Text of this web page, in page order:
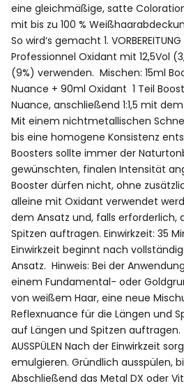
eine gleichmäßige, satte
mit bis zu 100 %
So wird‘s gemacht 1.
Professionnel Oxidant mit 12,5Vol
(9%) verwenden. Mischen: 15ml
Nuance + 90ml Oxidant 1 Teil
Nuance, anschließend 1:1,5 mit
Mit einem nichtmetallischen
bis eine homogene Konsistenz
Boosters sollte immer der
gewünschten, finalen Intensität
Booster dürfen nicht, ohne
alleine mit Oxidant verwendet
dem Ansatz und, falls erforderlich,
Spitzen auftragen. Einwirkzeit: 35
Einwirkzeit beginnt nach
Ansatz. Hinweis: Bei der
einem Fundamental- oder
von weißem Haar, eine neue
Reflexnuance für die Längen und
auf Längen und Spitzen auftragen.
AUSSPÜLEN Nach der Einwirkzeit
emulgieren. Gründlich ausspülen,
Abschließend das Metal DX oder